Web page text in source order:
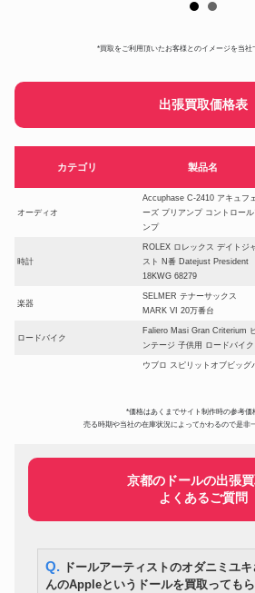
*買取をご利用頂いたお客様とのイメージを当社
出張買取価格表
カテゴリ 製品名
オーディオ
Accuphase C-2410 アキュフェ
ーズ プリアンプ コントロー
ンプ
時計
ROLEX ロレックス デイトジ
スト N番 Datejust President
18KWG 68279
楽器
SELMER テナーサックス
MARK VI 20万番台
ロードバイク
Faliero Masi Gran Criterium
ンテージ 子供用 ロードバイク
ウブロ スピリットオブビッグ
OGH ABC 0132121 11SGT
FM ACOUSTICS FM411 ス
付皿（五客）
SELMER/セルマー アルトサッ
美術・工芸品
伊丹潤 李朝高麗抄選 所載品
朝 白磁 満月壺
*価格はあくまでサイト制作時の参考価
売る時期や当社の在庫状況によってかわるので是非
京都のドールの出張
よくあるご質問
Q. ドールアーティストのオダニミユキさんのチェリーちゃ
んのAppleというドールを買取っても